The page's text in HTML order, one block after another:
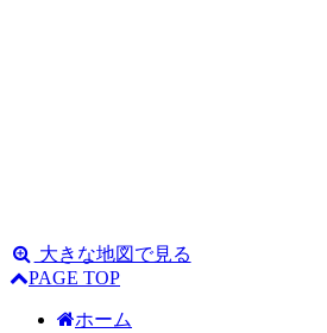
大きな地図で見る
PAGE TOP
ホーム